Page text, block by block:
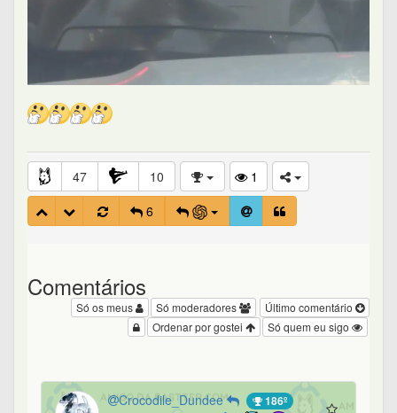
47 10
1
6
Comentários
Último comentário
Só moderadores
Só os meus
Só quem eu sigo
Ordenar por gostei
Crocodile_Dundee 186º